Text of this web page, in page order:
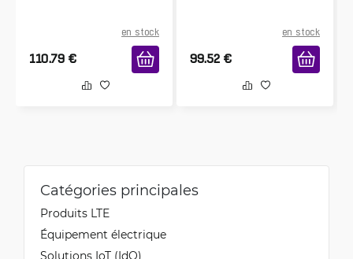
en stock
110.79 €
en stock
99.52 €
Catégories principales
Produits LTE
Équipement électrique
Solutions IoT (IdO)